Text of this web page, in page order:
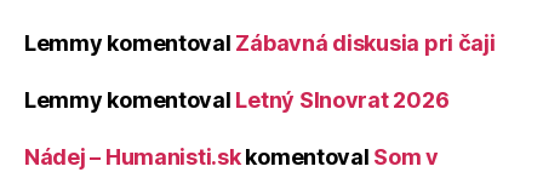
Lemmy komentoval Zábavná diskusia pri čaji
Lemmy komentoval Letný Slnovrat 2026
Nádej – Humanisti.skkomentoval Som v